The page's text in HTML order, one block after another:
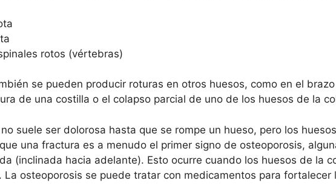
rotos (vértebras)
se pueden producir roturas en otros huesos, como en el
de una costilla o el colapso parcial de uno de los huesos de la
suele ser dolorosa hasta que se rompe un hueso, pero los
una fractura es a menudo el primer signo de osteoporosis,
(inclinada hacia adelante). Esto ocurre cuando los huesos de la
La osteoporosis se puede tratar con medicamentos para fortalecer